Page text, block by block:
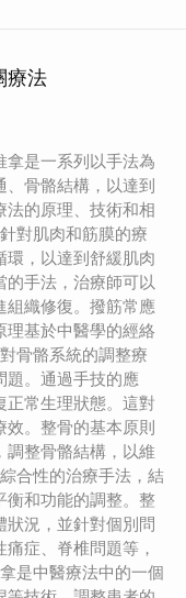
療法
拿是一系列以手法為
、骨骼結構，以達到
法的原理、技術和相
對肌肉和筋膜的療
環，以達到舒緩肌肉
的手法，治療師可以
組織修復。撥筋常應
理基於中醫學的經絡
骨骼系統的調整療
題。通過手技的應
正常生理狀態。這對
效。整骨的基本原則
調整骨骼結構，以維
合性的治療手法，結
衡和功能的調整。整
狀況，並針對個別問
症、脊椎問題等，
是中醫療法中的一個